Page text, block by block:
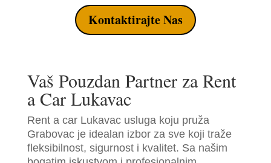
Kontaktirajte Nas
Vaš Pouzdan Partner za Rent
a Car Lukavac
Rent a car Lukavac usluga koju pruža
Grabovac je idealan izbor za sve koji traže
fleksibilnost, sigurnost i kvalitet. Sa našim